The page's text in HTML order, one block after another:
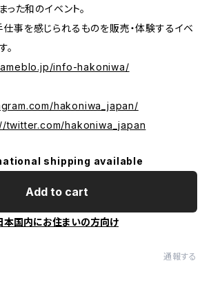
た和のイベント。
事を感じられるものを販売・体験するイベ
。
info-hakoniwa/
hakoniwa_japan/
twitter.com/hakoniwa_japan
shipping available
Add to cart
本国内にお住まいの方向け
通報する